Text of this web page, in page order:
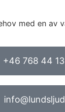
med en av
+46 768 44